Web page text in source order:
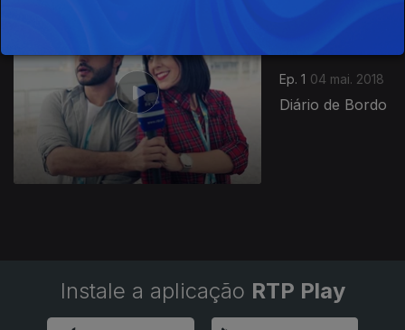
Ep. 1 04 mai. 2018
Diário de Bordo
Instale a aplicação RTP Play